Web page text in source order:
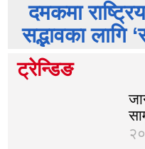
दमकमा
सद्भावका लागि
ट्रेन्डिङ